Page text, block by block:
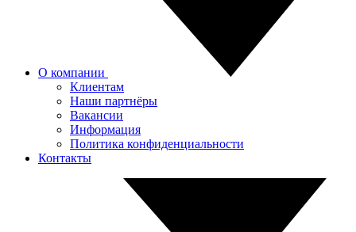
О компании
Клиентам
Наши партнёры
Вакансии
Информация
Политика конфиденциальности
Контакты